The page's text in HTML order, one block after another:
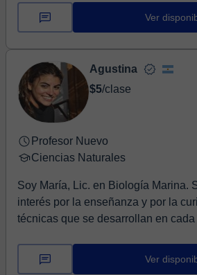
Ver
Agustina
$5/clase
Profesor Nuevo
Ciencias Naturales
Soy María, Lic. en Biología Marina.
interés por la enseñanza y por la
técnicas que se desarrollan en cada
Ver